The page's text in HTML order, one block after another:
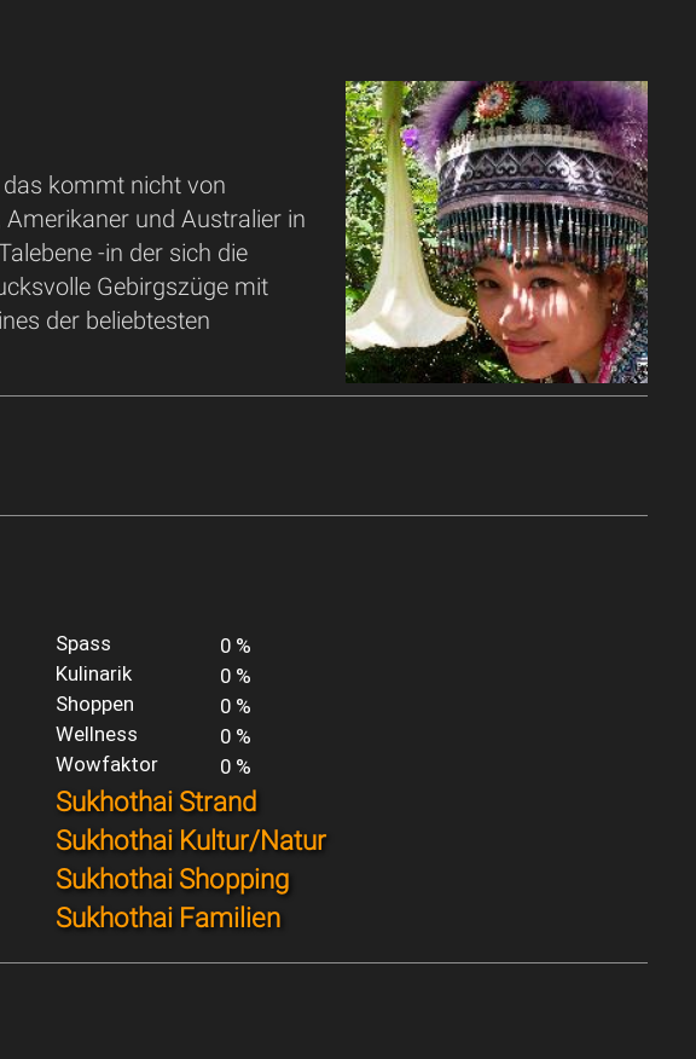
kommt nicht von
und Australier in
-in der sich die
Gebirgszüge mit
der beliebtesten
Spass
0 %
Kulinarik
0 %
Shoppen
0 %
Wellness
0 %
Wowfaktor 0 %
Sukhothai Strand
Sukhothai Kultur/Natur
Sukhothai Shopping
Sukhothai Familien